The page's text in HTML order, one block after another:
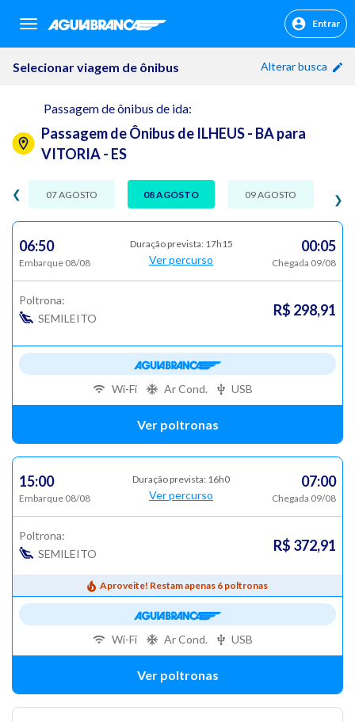
sr.header.toggle.navigation Entrar
Selecionar viagem de ônibus Alterar busca
Passagem de ônibus de ida:
Passagem de Ônibus de ILHEUS - BA para
VITORIA - ES
❯
❮ 07 AGOSTO 08 AGOSTO 09 AGOSTO
06:50
Embarque 08/08
Duração prevista: 17h15
Ver percurso
00:05
Chegada 09/08
Poltrona:
SEMILEITO
R$ 298,91
Ver poltronas
Wi-Fi Ar Cond. USB
15:00
Embarque 08/08
Duração prevista: 16h0
Ver percurso
07:00
Chegada 09/08
Poltrona:
SEMILEITO
R$ 372,91
Aproveite! Restam apenas 6 poltronas
Ver poltronas
Wi-Fi Ar Cond. USB